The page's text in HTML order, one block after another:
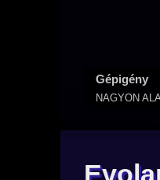
Gépigény
NAGYON